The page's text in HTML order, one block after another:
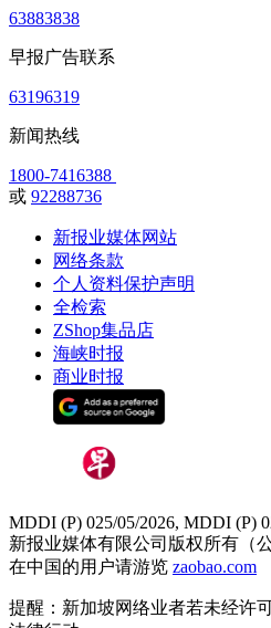
63883838
早报广告联系
63196319
新闻热线
1800-7416388
或 92288736
新报业媒体网站
网络条款
个人资料保护声明
全检索
ZShop集品店
海峡时报
商业时报
MDDI (P) 025/05/2026, MDDI (P)
新报业媒体有限公司版权所有（
在中国的用户请游览 zaobao.com
提醒：新加坡网络业者若未经许